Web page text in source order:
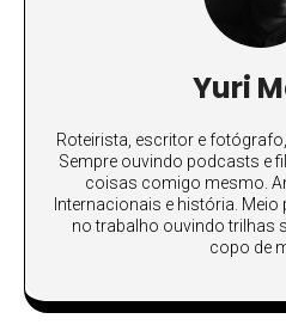
Yuri
Roteirista, escritor e
Sempre ouvindo podcasts e
coisas comigo mesmo.
Internacionais e história.
no trabalho ouvindo trilhas
copo de